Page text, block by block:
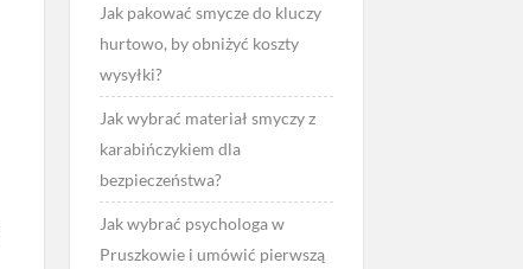
Jak pakować smycze do kluczy
hurtowo, by obniżyć koszty
wysyłki?
Jak wybrać materiał smyczy z
karabińczykiem dla
bezpieczeństwa?
Jak wybrać psychologa w
Pruszkowie i umówić pierwszą